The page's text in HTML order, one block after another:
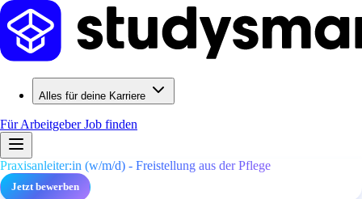
Alles für deine Karriere
Für ArbeitgeberJob finden
Praxisanleiter:in (w/m/d) - Freistellung aus der Pflege
Jetzt bewerben